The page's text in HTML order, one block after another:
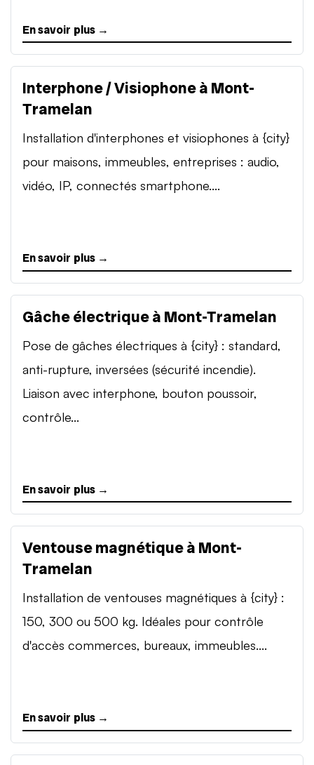
En savoir plus →
Interphone / Visiophone à Mont-
Tramelan
Installation d'interphones et visiophones à {city}
pour maisons, immeubles, entreprises : audio,
vidéo, IP, connectés smartphone....
En savoir plus →
Gâche électrique à Mont-Tramelan
Pose de gâches électriques à {city} : standard,
anti-rupture, inversées (sécurité incendie).
Liaison avec interphone, bouton poussoir,
contrôle...
En savoir plus →
Ventouse magnétique à Mont-
Tramelan
Installation de ventouses magnétiques à {city} :
150, 300 ou 500 kg. Idéales pour contrôle
d'accès commerces, bureaux, immeubles....
En savoir plus →